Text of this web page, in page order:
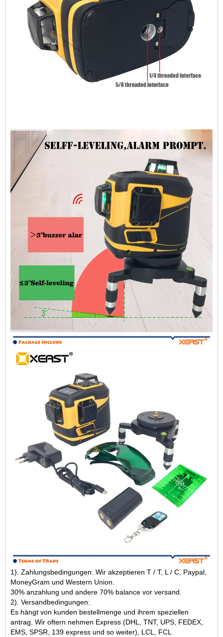
1). Zahlungsbedingungen: Wir akzeptieren T / T, L / C, Paypal,
MoneyGram und Western Union.
30% anzahlung und andere 70% balance vor versand.
2). Versandbedingungen:
Es hängt von kunden bestellmenge und ihrem speziellen
antrag. Wir oftern nehmen Express (DHL, TNT, UPS, FEDEX,
EMS, SPSR, 139 express und so weiter), LCL, FCL